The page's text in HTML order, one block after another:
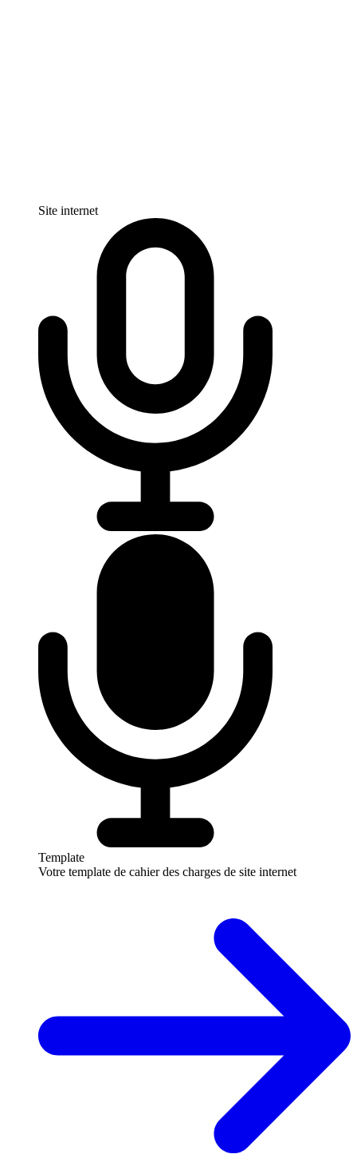
Site internet
Template
Votre template de cahier des charges de site internet